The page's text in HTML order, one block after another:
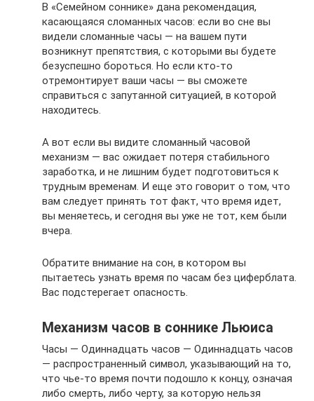
В «Семейном соннике» дана рекомендация,
касающаяся сломанных часов: если во сне вы
видели сломанные часы — на вашем пути
возникнут препятствия, с которыми вы будете
безуспешно бороться. Но если кто-то
отремонтирует ваши часы — вы сможете
справиться с запутанной ситуацией, в которой
находитесь.
А вот если вы видите сломанный часовой
механизм — вас ожидает потеря стабильного
заработка, и не лишним будет подготовиться к
трудным временам. И еще это говорит о том, что
вам следует принять тот факт, что время идет,
вы меняетесь, и сегодня вы уже не тот, кем были
вчера.
Обратите внимание на сон, в котором вы
пытаетесь узнать время по часам без циферблата.
Вас подстерегает опасность.
Механизм часов в соннике Льюиса
Часы — Одиннадцать часов — Одиннадцать часов
— распространенный символ, указывающий на то,
что чье-то время почти подошло к концу, означая
либо смерть, либо черту, за которую нельзя